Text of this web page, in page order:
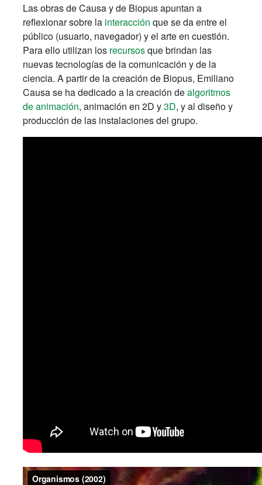
Las obras de Causa y de Biopus apuntan a
reflexionar sobre la interacción que se da entre el
público (usuario, navegador) y el arte en cuestión.
Para ello utilizan los recursosque brindan las
nuevas tecnologías de la comunicación y de la
ciencia. A partir de la creación de Biopus, Emiliano
Causa se ha dedicado a la creación dealgoritmos
de animación, animación en 2D y3D, y al diseño y
producción de las instalaciones del grupo.